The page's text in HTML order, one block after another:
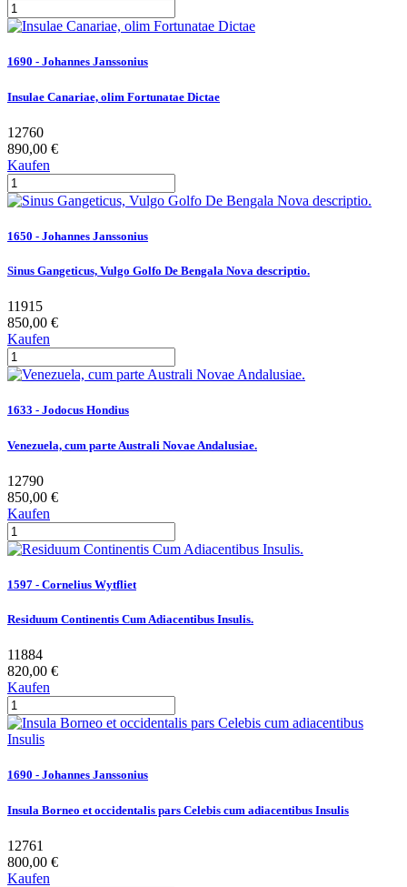
1690 - Johannes Janssonius
Insulae Canariae, olim Fortunatae Dictae
12760
890,00 €
Kaufen
1650 - Johannes Janssonius
Sinus Gangeticus, Vulgo Golfo De Bengala Nova descriptio.
11915
850,00 €
Kaufen
1633 - Jodocus Hondius
Venezuela, cum parte Australi Novae Andalusiae.
12790
850,00 €
Kaufen
1597 - Cornelius Wytfliet
Residuum Continentis Cum Adiacentibus Insulis.
11884
820,00 €
Kaufen
1690 - Johannes Janssonius
Insula Borneo et occidentalis pars Celebis cum adiacentibus Insulis
12761
800,00 €
Kaufen